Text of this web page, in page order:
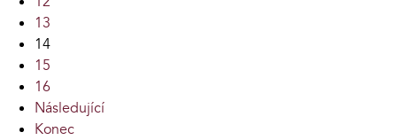
13
14
15
16
Následující
Konec